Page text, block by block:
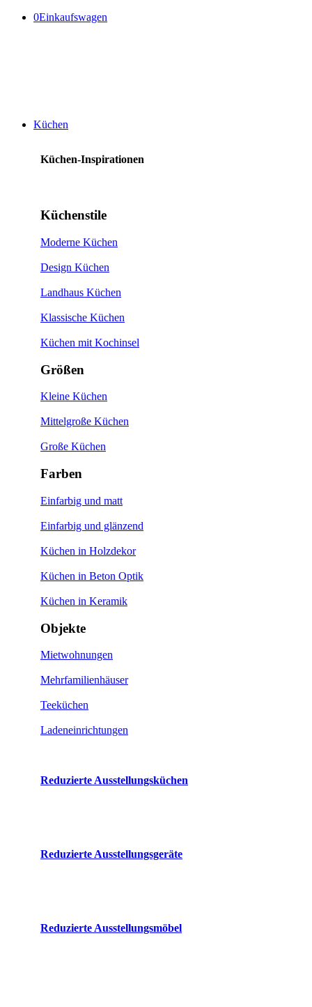
0Einkaufswagen
Küchen
Küchen-Inspirationen
Küchenstile
Moderne Küchen
Design Küchen
Landhaus Küchen
Klassische Küchen
Küchen mit Kochinsel
Größen
Kleine Küchen
Mittelgroße Küchen
Große Küchen
Farben
Einfarbig und matt
Einfarbig und glänzend
Küchen in Holzdekor
Küchen in Beton Optik
Küchen in Keramik
Objekte
Mietwohnungen
Mehrfamilienhäuser
Teeküchen
Ladeneinrichtungen
Reduzierte Ausstellungsküchen
Reduzierte Ausstellungsgeräte
Reduzierte Ausstellungsmöbel